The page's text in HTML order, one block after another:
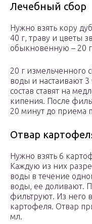
Лечебный сбор
Нужно взять кору
40 г, траву и цветы
обыкновенную – 20
20 г измельченного
воды и настаивают
состав ставят на
кипения. После
20 минут до приема
Отвар
Нужно взять 6
Каждую из них
воды в течение
воды, ее доливают.
фильтруют. Из него
картофеля. Отвар
мл.